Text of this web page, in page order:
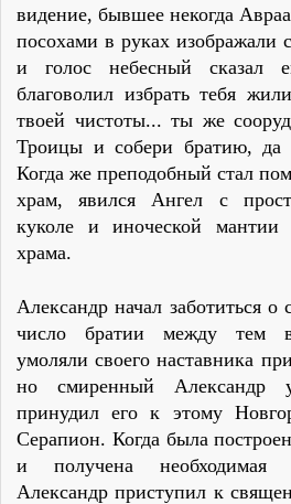
видение, бывшее некогда
посохами в руках изображали
и голос небесный сказал
благоволил избрать тебя
твоей чистоты... ты же
Троицы и собери братию,
Когда же преподобный стал
храм, явился Ангел с
куколе и иноческой
храма.
Александр начал заботиться
число братии между тем
умоляли своего наставника
но смиренный Александр
принудил его к этому
Серапион. Когда была
и получена необходимая
Александр приступил к